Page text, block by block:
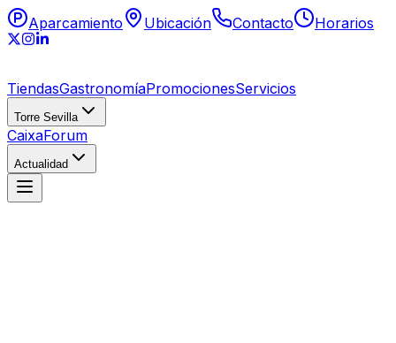
Aparcamiento Ubicación Contacto Horarios
TiendasGastronomíaPromocionesServicios
Torre Sevilla
CaixaForum
Actualidad